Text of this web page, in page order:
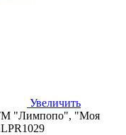
Увеличить
"Лимпопо", "Моя